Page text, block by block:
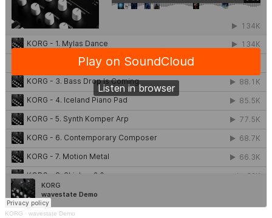
KORG · wavestate Demo